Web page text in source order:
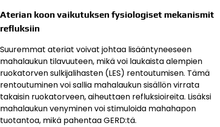
Aterian koon vaikutuksen fysiologiset mekanismit
refluksiin
Suuremmat ateriat voivat johtaa lisääntyneeseen
mahalaukun tilavuuteen, mikä voi laukaista alempien
ruokatorven sulkijalihasten (LES) rentoutumisen. Tämä
rentoutuminen voi sallia mahalaukun sisällön virrata
takaisin ruokatorveen, aiheuttaen refluksioireita. Lisäksi
mahalaukun venyminen voi stimuloida mahahapon
tuotantoa, mikä pahentaa GERD:tä.